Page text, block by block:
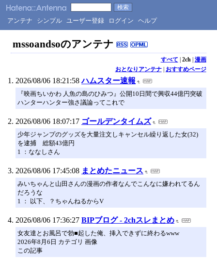
アンテナ シンプル ユーザー登録 ログイン ヘルプ
mssoandsoのアンテナ
すべて | 2ch| 漫画
おとなりアンテナ| おすすめページ
2026/08/06 18:21:58 ハムスター速報
『映画ちいかわ 人魚の島のひみつ』公開10日間で興収44億円突破
ハンターハンター強さ議論ってこれで
2026/08/06 18:07:17 ゴールデンタイムズ
少年ジャンプのグッズを大量注文しキャンセル繰り返した女(32)
を逮捕 総額43億円
1 ：ななしさん
2026/08/06 17:45:08 まとめたニュース
みいちゃんと山田さんの漫画の作者なんでこんなに嫌われてるん
だろうな
1 ： 以下、？ちゃんねるからV
2026/08/06 17:36:27 BIPブログ - 2chスレまとめ
女友達とお風呂で勃■起した俺、挿入できずに終わるwww
2026年8月6日 カテゴリ 画像
この記事